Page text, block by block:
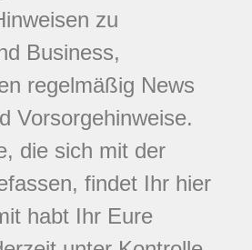
zu
Business,
regelmäßig News
Vorsorgehinweise.
die sich mit der
findet Ihr hier
habt Ihr Eure